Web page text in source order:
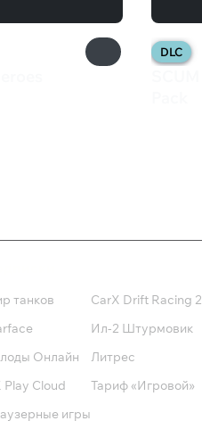
DLC
танков
Онлайн
Play Cloud
игры
CarX Drift Racing 2
Ил-2 Штурмовик
Литрес
Тариф «Игровой»